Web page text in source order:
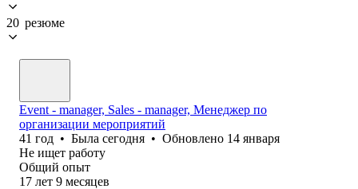
20 резюме
Event - manager, Sales - manager, Менеджер по
организации мероприятий
41 год • Была сегодня • Обновлено 14 января
Не ищет работу
Общий опыт
17 лет 9 месяцев